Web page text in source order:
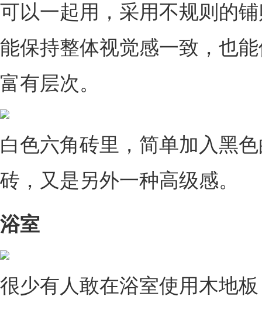
可以一起用，采用不规则的
能保持整体视觉感一致，也
富有层次。
白色六角砖里，简单加入黑
砖，又是另外一种高级感。
浴室
很少有人敢在浴室使用木地